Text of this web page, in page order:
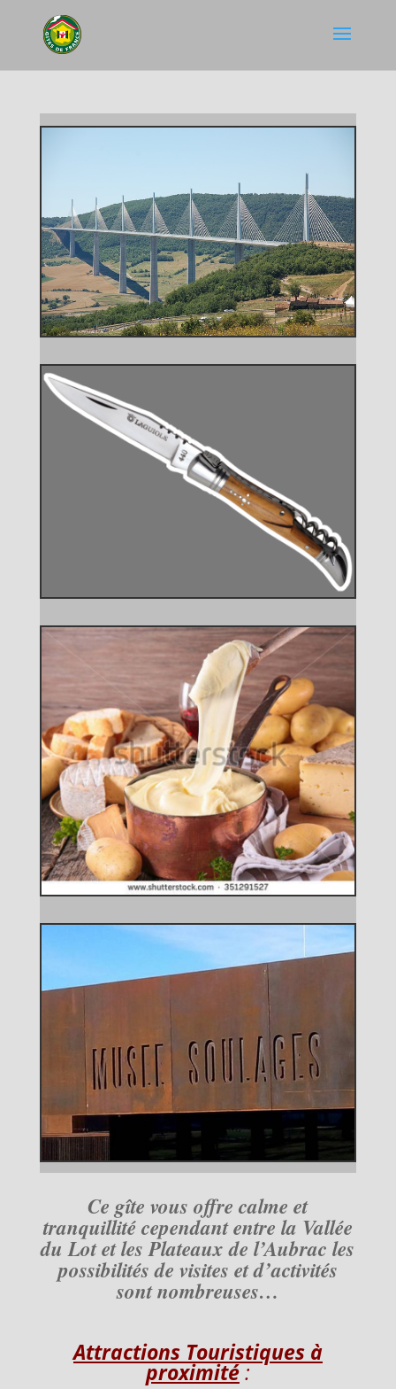
Ce gîte vous offre calme et
tranquillité cependant entre la Vallée
du Lot et les Plateaux de l’Aubrac les
possibilités de visites et d’activités
sont nombreuses…
Attractions Touristiques à
proximité: